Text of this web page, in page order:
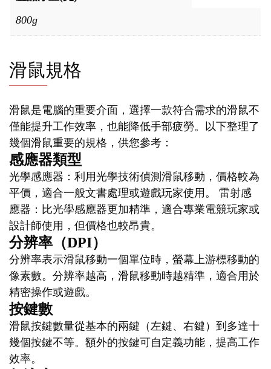
800g
滑鼠規格
滑鼠是電腦的重要介面，選擇一款符合需求的滑鼠不
僅能提升工作效率，也能降低手部疲勞。以下整理了
幾個滑鼠重要的規格，供您參考：
感應器類型
光學感應器：利用光學技術偵測滑鼠移動，價格較為
平價，適合一般文書處理或遊戲玩家使用。 雷射感
應器：比光學感應器更加精準，適合專業電競玩家或
設計師使用，但價格也較昂貴。
分辨率（DPI）
分辨率表示滑鼠移動一個單位時，螢幕上游標移動的
像素數。分辨率越高，滑鼠移動時越精準，適合用於
精密操作或遊戲。
按鍵數
滑鼠按鍵數量從基本的兩鍵（左鍵、右鍵）到多達十
幾個按鍵不等。額外的按鍵可自定義功能，提高工作
效率。